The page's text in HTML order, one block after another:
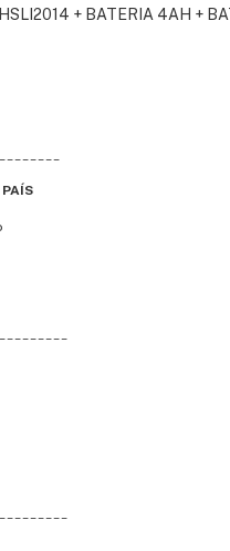
+ BATERIA 4AH +